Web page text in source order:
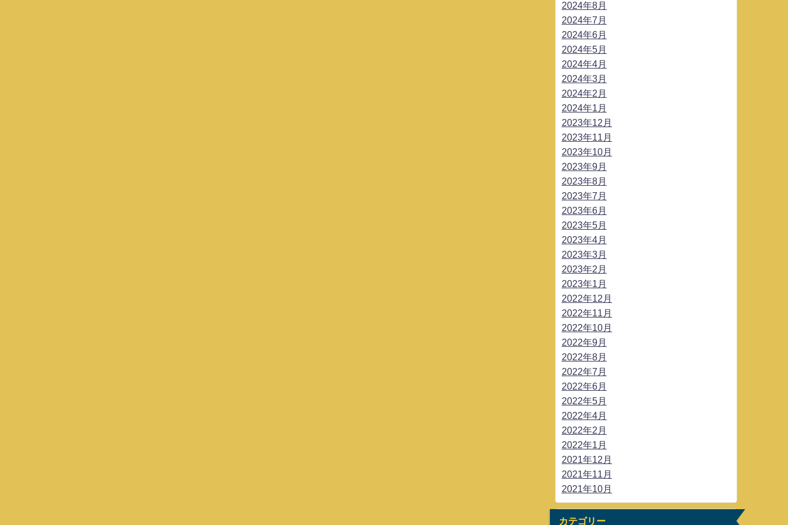
2024年8月
2024年7月
2024年6月
2024年5月
2024年4月
2024年3月
2024年2月
2024年1月
2023年12月
2023年11月
2023年10月
2023年9月
2023年8月
2023年7月
2023年6月
2023年5月
2023年4月
2023年3月
2023年2月
2023年1月
2022年12月
2022年11月
2022年10月
2022年9月
2022年8月
2022年7月
2022年6月
2022年5月
2022年4月
2022年2月
2022年1月
2021年12月
2021年11月
2021年10月
カテゴリー